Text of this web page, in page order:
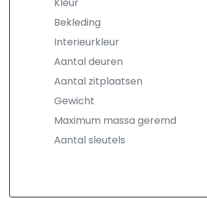
Bekleding
Interieurkleur
Aantal deuren
Aantal zitplaatsen
Gewicht
Maximum massa geremd
Aantal sleutels